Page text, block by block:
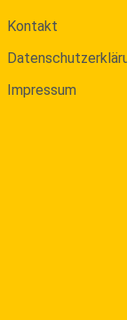
Kontakt
Impressum